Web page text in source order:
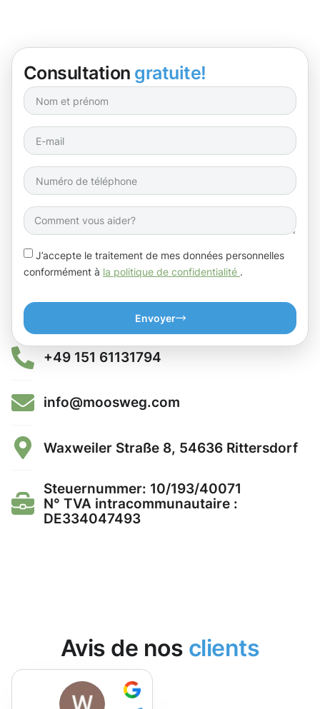
Consultation gratuite!
J’accepte le traitement de mes données personnelles
conformément à la politique de confidentialité .
Envoyer
+49 151 61131794
info@moosweg.com
Waxweiler Straße 8, 54636 Rittersdorf
Steuernummer: 10/193/40071
N° TVA intracommunautaire :
DE334047493
Avis de nos clients